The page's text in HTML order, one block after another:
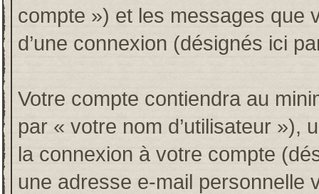
compte ») et les messages que
d’une connexion (désignés ici
Votre compte contiendra au
par « votre nom d’utilisateur »),
la connexion à votre compte
une adresse e-mail personnelle